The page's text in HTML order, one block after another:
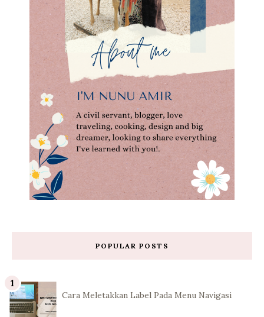
POPULAR POSTS
Cara Meletakkan Label Pada Menu Navigasi